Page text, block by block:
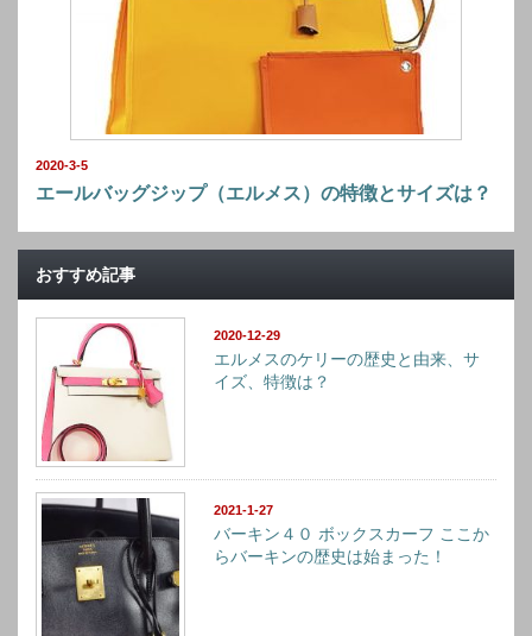
2020-3-5
エールバッグジップ（エルメス）の特徴とサイズは？
おすすめ記事
2020-12-29
エルメスのケリーの歴史と由来、サ
イズ、特徴は？
2021-1-27
バーキン４０ ボックスカーフ ここか
らバーキンの歴史は始まった！